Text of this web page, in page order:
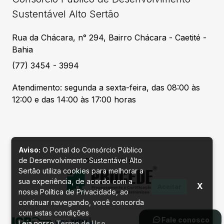
Fale conosco
Sustentável Alto Sertão
Rua da Chácara, n° 294, Bairro Chácara - Caetité -
Bahia
(77) 3454 - 3994
Atendimento: segunda a sexta-feira, das 08:00 às
12:00 e das 14:00 às 17:00 horas
Desenvolvido por
Aviso: O Portal do Consórcio Público
de Desenvolvimento Sustentável Alto
Sertão utiliza cookies para melhorar a
sua experiência, de acordo com a
nossa Política de Privacidade, ao
continuar navegando, você concorda
com estas condições
X